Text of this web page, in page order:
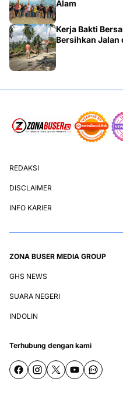
Penuh
Alam
REDAKSI
DISCLAIMER
INFO KARIER
ZONA BUSER MEDIA GROUP
GHS NEWS
SUARA NEGERI
Terhubung dengan kami